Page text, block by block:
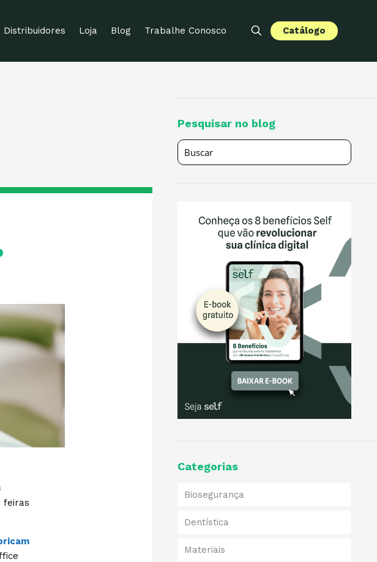
Distribuidores Loja Blog Trabalhe Conosco Catálogo
feiras
Pesquisar no blog
Categorias
Biosegurança
Dentística
Materiais